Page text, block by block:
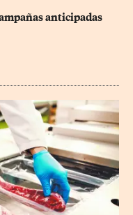
anticipadas